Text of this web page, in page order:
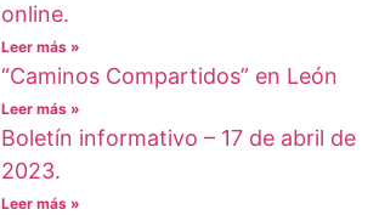
online.
Leer más »
“Caminos Compartidos” en León
Leer más »
Boletín informativo – 17 de abril de
2023.
Leer más »